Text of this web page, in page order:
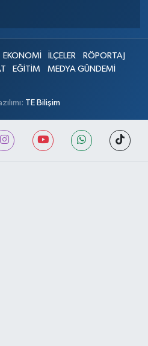
EKONOMİ İLÇELER
RÖPORTAJ
EĞİTİM MEDYA GÜNDEMİ
TE Bilişim